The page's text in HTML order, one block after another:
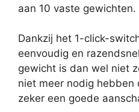
aan 10 vaste gewichten.
Dankzij het 1-click-
eenvoudig en
gewicht is dan wel niet
niet meer nodig
zeker een goede